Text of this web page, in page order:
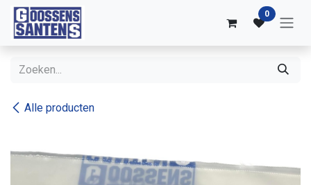
Overslaan naar inhoud
0
Alle producten